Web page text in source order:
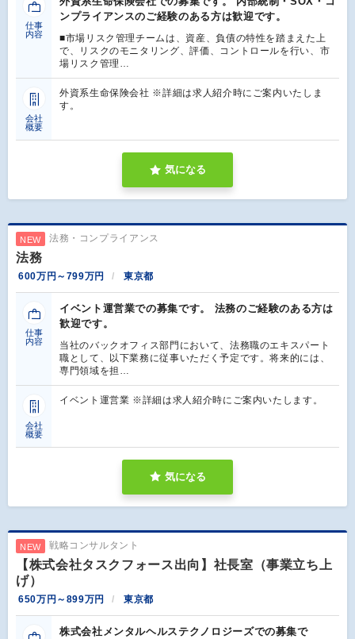
仕事
内容
ンプライアンスのご経験のある方は歓迎です。
■市場リスク管理チームは、資産、負債の特性を踏まえた上
で、リスクのモニタリング、評価、コントロールを行い、市
場リスク管理…
会社
概要
外資系生命保険会社 ※詳細は求人紹介時にご案内いたしま
す。
気になる
NEW 法務・コンプライアンス
法務
600万円～799万円 東京都
仕事
内容
イベント運営業での募集です。 法務のご経験のある方は
歓迎です。
当社のバックオフィス部門において、法務職のエキスパート
職として、以下業務に従事いただく予定です。将来的には、
専門領域を担…
会社
概要
イベント運営業 ※詳細は求人紹介時にご案内いたします。
気になる
NEW 戦略コンサルタント
【株式会社タスクフォース出向】社長室（事業立ち上
げ）
650万円～899万円 東京都
株式会社メンタルヘルステクノロジーズでの募集で